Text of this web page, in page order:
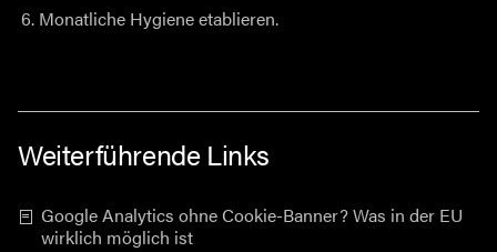
Monatliche Hygiene etablieren.
Weiterführende Links
Google Analytics ohne Cookie-Banner? Was in der EU
wirklich möglich ist